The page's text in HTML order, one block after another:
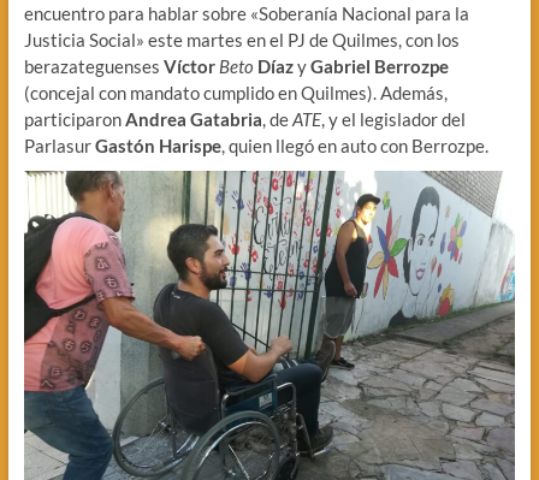
encuentro para hablar sobre «Soberanía Nacional para la
Justicia Social» este martes en el PJ de Quilmes, con los
berazateguenses Víctor Beto DíazyGabriel Berrozpe
(concejal con mandato cumplido en Quilmes). Además,
participaronAndrea Gatabria, deATE, y el legislador del
ParlasurGastón Harispe, quien llegó en auto con Berrozpe.